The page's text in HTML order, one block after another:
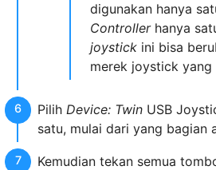
digunakan hanya
Controllerhanya
joystickini bisa
merek joystick yang
Pilih Device: TwinUSB
satu, mulai dari yang bagian
Kemudian tekan semua